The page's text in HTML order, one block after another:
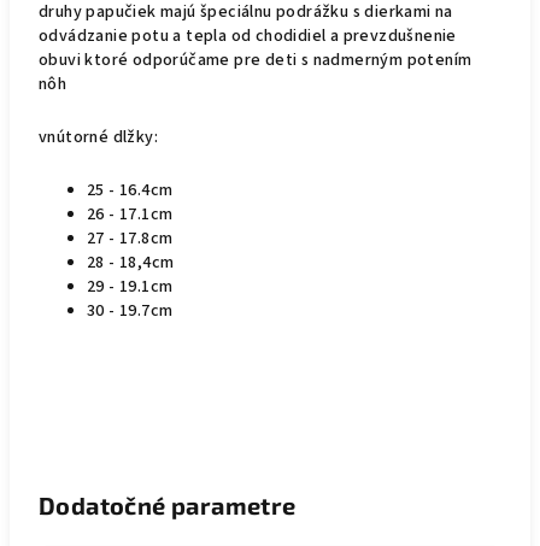
druhy papučiek majú špeciálnu podrážku s dierkami na
odvádzanie potu a tepla od chodidiel a prevzdušnenie
obuvi ktoré odporúčame pre deti s nadmerným potením
nôh
vnútorné dlžky:
25 - 16.4cm
26 - 17.1cm
27 - 17.8cm
28 - 18,4cm
29 - 19.1cm
30 - 19.7cm
Dodatočné parametre